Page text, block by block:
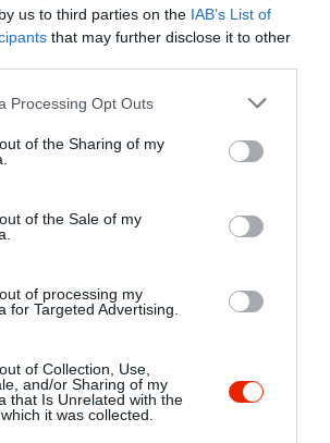
us to third parties on the IAB’s List of
that may further disclose it to other
website/app uses one or more Google
or usage behaviour. You may click to
to Google and its third-party tags to
specified purposes in below Google
Processing Opt Outs
of the Sharing of my
of the Sale of my
of processing my
for Targeted Advertising.
of Collection, Use,
and/or Sharing of my
that Is Unrelated with the
it was collected.
hozzánk!
A Rám-szakadék megmászása után
csodálva.
szeretne egy kellemes nyugodt
hu/etterem.html
haromnyulak
jelentése Te vagy a tulajdonos?